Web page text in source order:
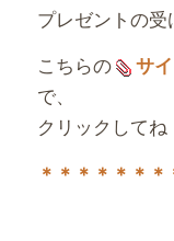
プレゼントの受
こちらの
サ
で、
クリックしてね
＊＊＊＊＊＊